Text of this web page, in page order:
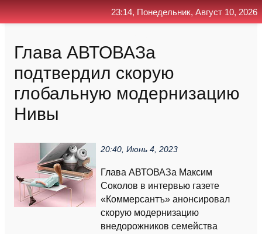
Глава АВТОВАЗа
подтвердил скорую
глобальную модернизацию
Нивы
20:40, Июнь 4, 2023
Глава АВТОВАЗа Максим
Соколов в интервью газете
«Коммерсантъ» анонсировал
скорую модернизацию
внедорожников семейства
23:14, Понедельник, Август 10, 2026